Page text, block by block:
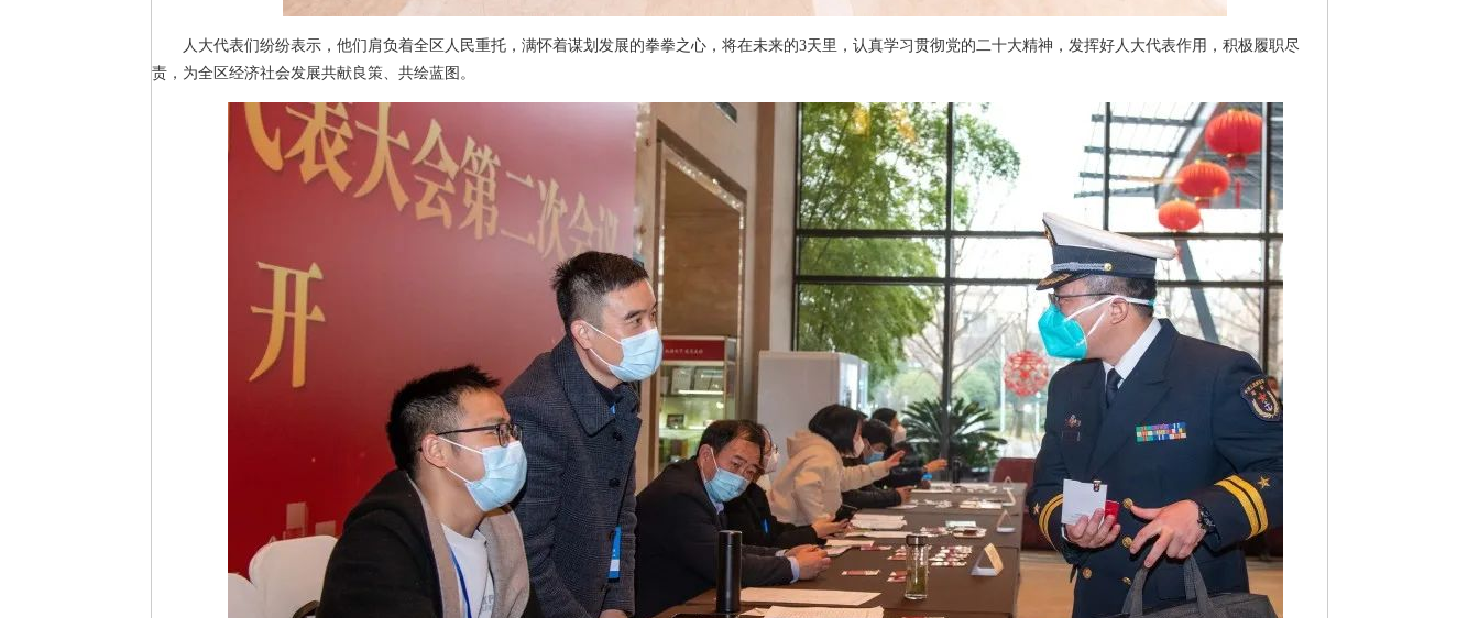
人大代表们纷纷表示，他们肩负着全区人民重托，满怀着谋划发展的拳拳之心，将在未来的3天里，认真学习贯彻党的二十大精神，发挥好人大代表作用，积极履职尽
责，为全区经济社会发展共献良策、共绘蓝图。